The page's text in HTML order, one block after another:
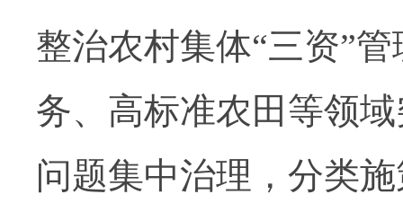
整治农村集体“三资”
务、高标准农田等领
问题集中治理，分类